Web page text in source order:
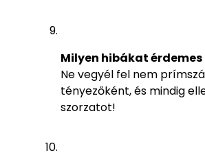
Milyen hibákat
Ne vegyél fel nem
tényezőként, és mindig
szorzatot!